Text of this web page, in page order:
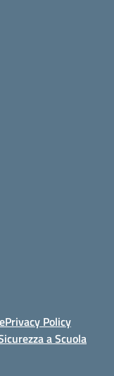
Privacy Policy
a Scuola